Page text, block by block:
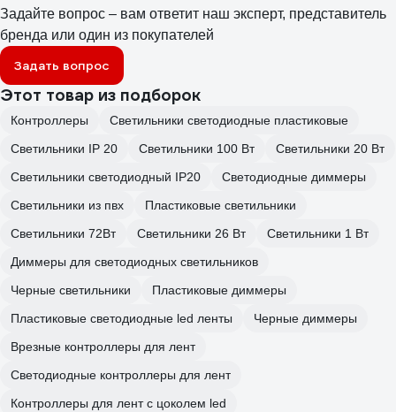
Задайте вопрос – вам ответит наш эксперт, представитель
бренда или один из покупателей
Задать вопрос
Этот товар из подборок
Контроллеры
Светильники светодиодные пластиковые
Светильники IP 20
Светильники 100 Вт
Светильники 20 Вт
Светильники светодиодный IP20
Светодиодные диммеры
Светильники из пвх
Пластиковые светильники
Светильники 72Вт
Светильники 26 Вт
Светильники 1 Вт
Диммеры для светодиодных светильников
Черные светильники
Пластиковые диммеры
Пластиковые светодиодные led ленты
Черные диммеры
Врезные контроллеры для лент
Светодиодные контроллеры для лент
Контроллеры для лент с цоколем led